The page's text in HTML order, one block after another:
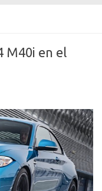
M40i en el